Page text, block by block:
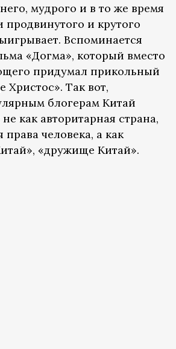
мудрого и в то же время
продвинутого и крутого
Вспоминается
«Догма», который вместо
придумал прикольный
Христос». Так вот,
блогерам Китай
как авторитарная страна,
человека, а как
«дружище Китай».